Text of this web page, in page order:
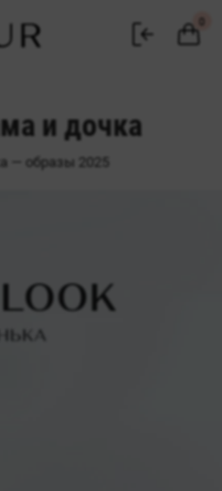
и дочка
— образы 2025